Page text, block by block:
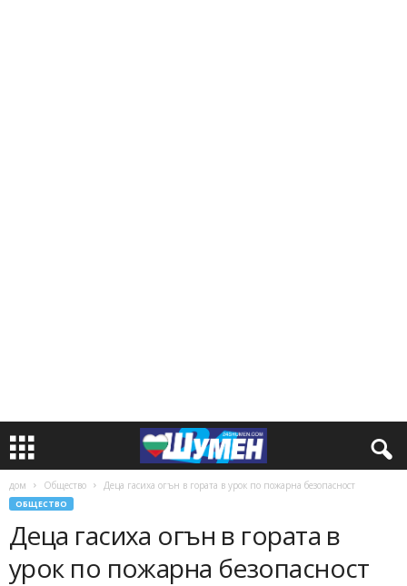
дом Общество Деца гасиха огън в гората в урок по пожарна безопасност
ОБЩЕСТВО
Деца гасиха огън в гората в
урок по пожарна безопасност